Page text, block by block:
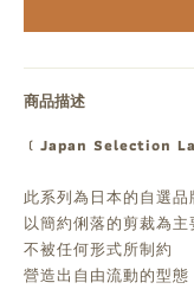
商品描述
﹝Japan Selection
此系列為日本的自選品
以簡約俐落的剪裁為主
不被任何形式所制約
營造出自由流動的型態